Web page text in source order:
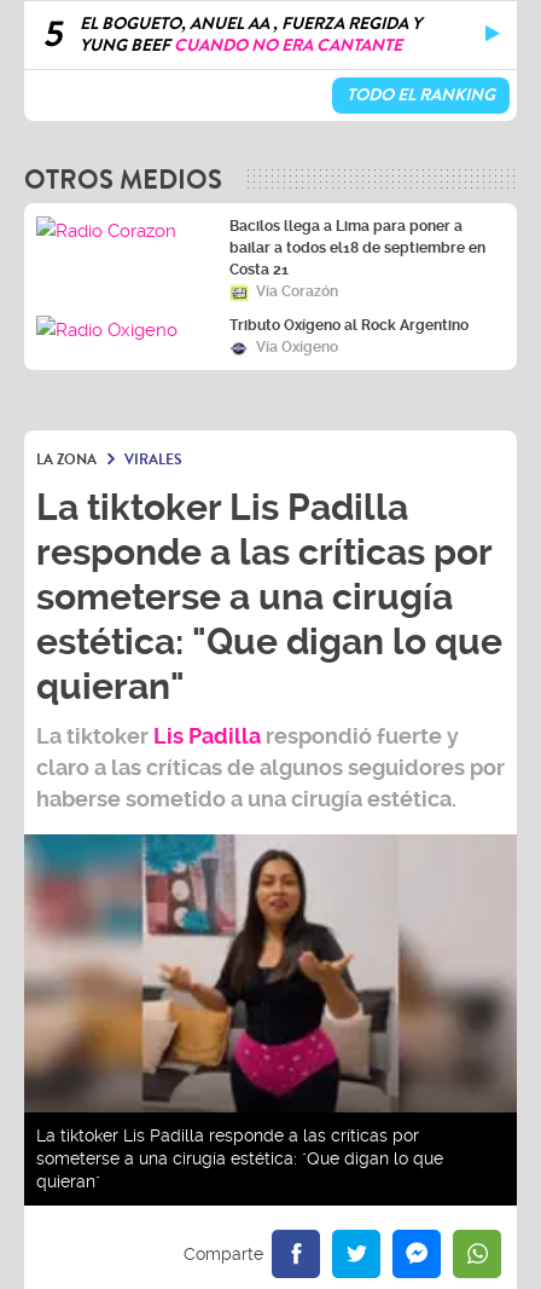
5
EL BOGUETO, ANUEL AA , FUERZA REGIDA Y
YUNG BEEFCUANDO NO ERA CANTANTE
TODO EL RANKING
OTROS MEDIOS
Bacilos llega a Lima para poner a
bailar a todos el18 de septiembre en
Costa 21
Vía Corazón
Tributo Oxígeno al Rock Argentino
Vía Oxígeno
LA ZONA VIRALES
La tiktoker Lis Padilla
responde a las críticas por
someterse a una cirugía
estética: "Que digan lo que
quieran"
La tiktoker Lis Padilla respondió fuerte y
claro a las críticas de algunos seguidores por
haberse sometido a una cirugía estética.
La tiktoker Lis Padilla responde a las críticas por
someterse a una cirugía estética: "Que digan lo que
quieran"